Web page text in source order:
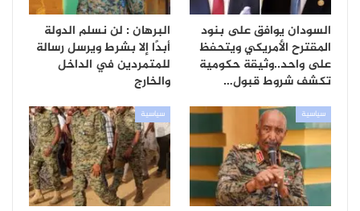
السودان يوافق على بنود
المقترح الأمريكي ويتحفظ
على واحد..وثيقة حكومية
تكشف شروط قبول…
البرهان : لن نسلم الدولة
أبدًا إلا بشرط ويرسل رسالة
للمتمردين في الداخل
والخارج
سياسية سياسية